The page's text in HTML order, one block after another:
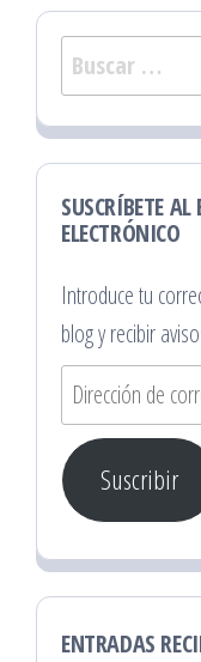
Buscar:
SUSCRÍBETE AL
ELECTRÓNICO
Introduce tu
blog y recibir
Dirección
de
correo
electrónico
Suscribir
ENTRADAS